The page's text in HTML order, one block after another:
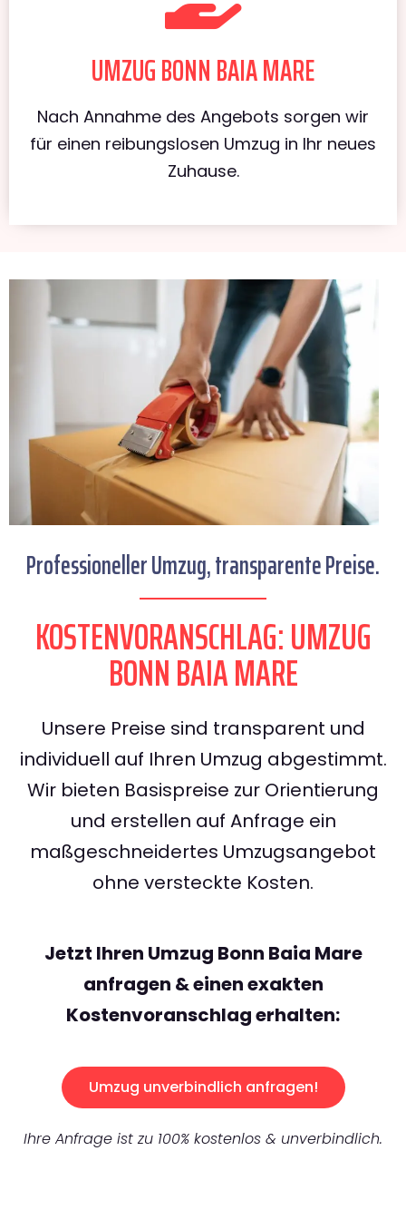
UMZUG BONN BAIA MARE
Nach Annahme des Angebots sorgen wir
für einen reibungslosen Umzug in Ihr neues
Zuhause.
Professioneller Umzug, transparente Preise.
KOSTENVORANSCHLAG: UMZUG
BONN BAIA MARE
Unsere Preise sind transparent und
individuell auf Ihren Umzug abgestimmt.
Wir bieten Basispreise zur Orientierung
und erstellen auf Anfrage ein
maßgeschneidertes Umzugsangebot
ohne versteckte Kosten.
Jetzt Ihren Umzug Bonn Baia Mare
anfragen & einen exakten
Kostenvoranschlag erhalten:
Umzug unverbindlich anfragen!
Ihre Anfrage ist zu 100% kostenlos & unverbindlich.